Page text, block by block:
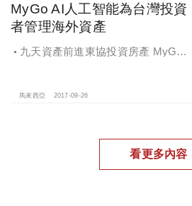
MyGo AI人工智能為台灣投資
者管理海外資產
九天資產前進東協投資房產 MyGo
馬來西亞 2017-09-26
看更多內容